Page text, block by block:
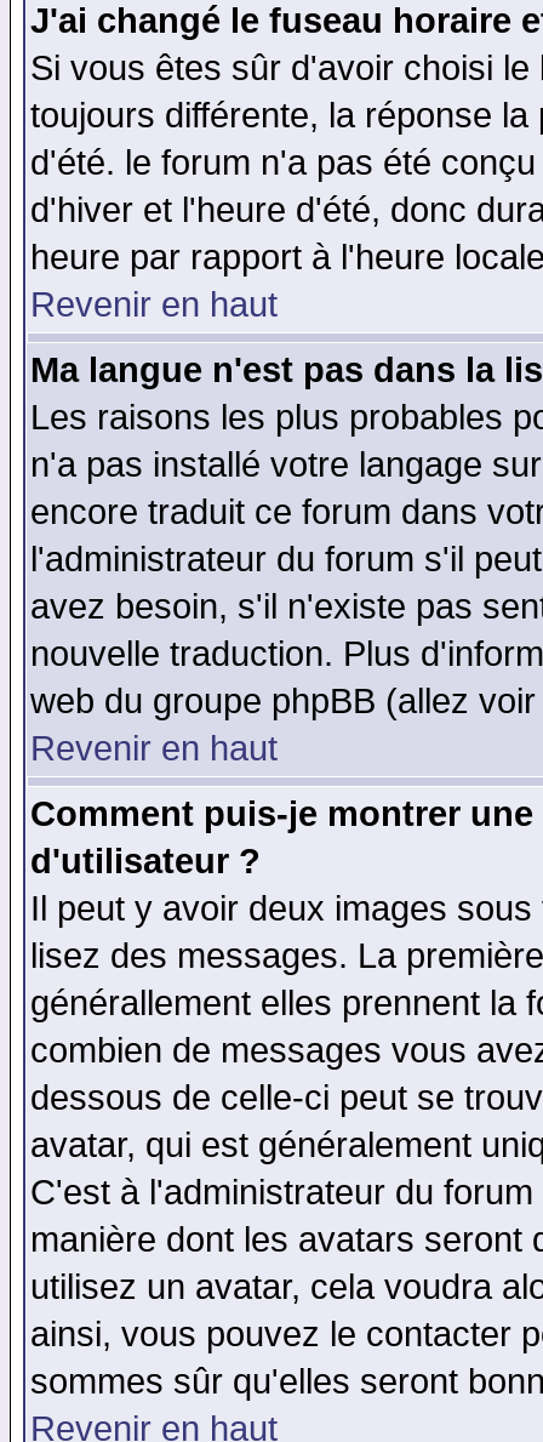
J'ai changé le fuseau horaire
Si vous êtes sûr d'avoir choisi
toujours différente, la réponse
d'été. le forum n'a pas été
d'hiver et l'heure d'été, donc
heure par rapport à l'heure
Revenir en haut
Ma langue n'est pas dans la
Les raisons les plus probables
n'a pas installé votre langage
encore traduit ce forum dans
l'administrateur du forum s'il
avez besoin, s'il n'existe pas
nouvelle traduction. Plus
web du groupe phpBB (allez
Revenir en haut
Comment puis-je montrer
d'utilisateur ?
Il peut y avoir deux images
lisez des messages. La
générallement elles prennent la
combien de messages vous
dessous de celle-ci peut se
avatar, qui est généralement
C'est à l'administrateur du
manière dont les avatars seront
utilisez un avatar, cela voudra
ainsi, vous pouvez le contacter
sommes sûr qu'elles seront
Revenir en haut